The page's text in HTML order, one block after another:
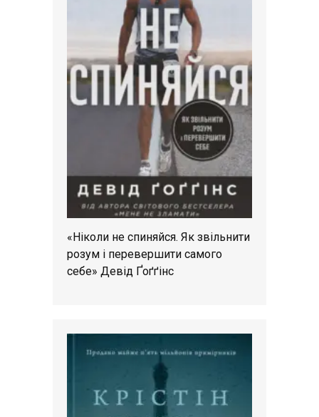
«Ніколи не спиняйся. Як звільнити
розум і перевершити самого
себе» Девід Ґоґґінс